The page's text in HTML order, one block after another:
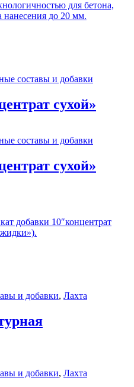
для бетона,
до 20 мм.
составы и добавки
сухой»
составы и добавки
сухой»
добавки 10″концентрат
и добавки, Лахта
и добавки, Лахта